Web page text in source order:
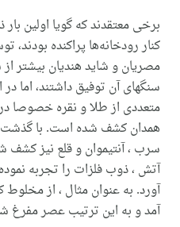
برخی معتقدند که گویا اولین
کنار رودخانه‌ها پراکنده
مصریان و شاید هندیان بیشتر
سنگهای آن توفیق داشتند، اما
متعددی از طلا و نقره خصوصا
همدان کشف شده است. با گذشت
سرب ، آنتیموان و قلع نیز کشف
آتش ، ذوب فلزات را تجربه
آورد. به عنوان مثال ، از
آمد و به این ترتیب عصر مفرغ